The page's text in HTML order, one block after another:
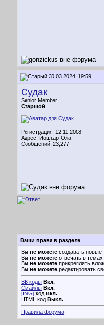
30.03.2024, 19:59
Судак
Senior Member
Старшой
Регистрация: 12.11.2008
Адрес: Йошкар-Ола
Сообщений: 23,277
Ваши права в разделе
Вы не можете создавать новые
Вы не можете отвечать в темах
Вы не можете прикреплять
Вы не можете редактировать
BB коды Вкл.
Смайлы Вкл.
[IMG] код Вкл.
HTML код Выкл.
Правила форума